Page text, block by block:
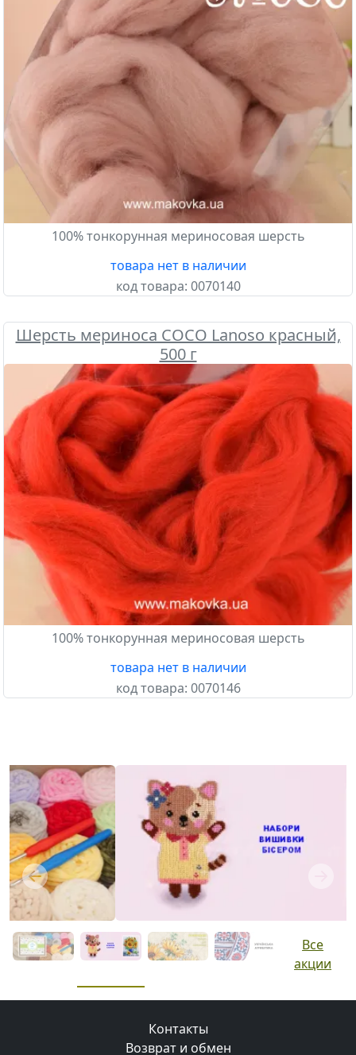
100% тонкорунная мериносовая шерсть
товара нет в наличии
код товара: 0070140
Шерсть мериноса COCO Lanoso красный,
500 г
100% тонкорунная мериносовая шерсть
товара нет в наличии
код товара: 0070146
Previous
Все
акции
Контакты
Возврат и обмен